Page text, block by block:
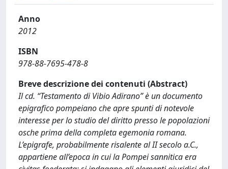
Anno
2012
ISBN
978-88-7695-478-8
Breve descrizione dei contenuti (Abstract)
Il cd. “Testamento di Vibio Adirano” è un documento
epigrafico pompeiano che apre spunti di notevole
interesse per lo studio del diritto presso le popolazioni
osche prima della completa egemonia romana.
L’epigrafe, probabilmente risalente al II secolo a.C.,
appartiene all’epoca in cui la Pompei sannitica era